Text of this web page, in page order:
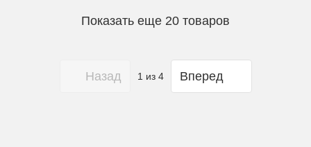
Показать еще 20 товаров
Назад 1 из 4 Вперед